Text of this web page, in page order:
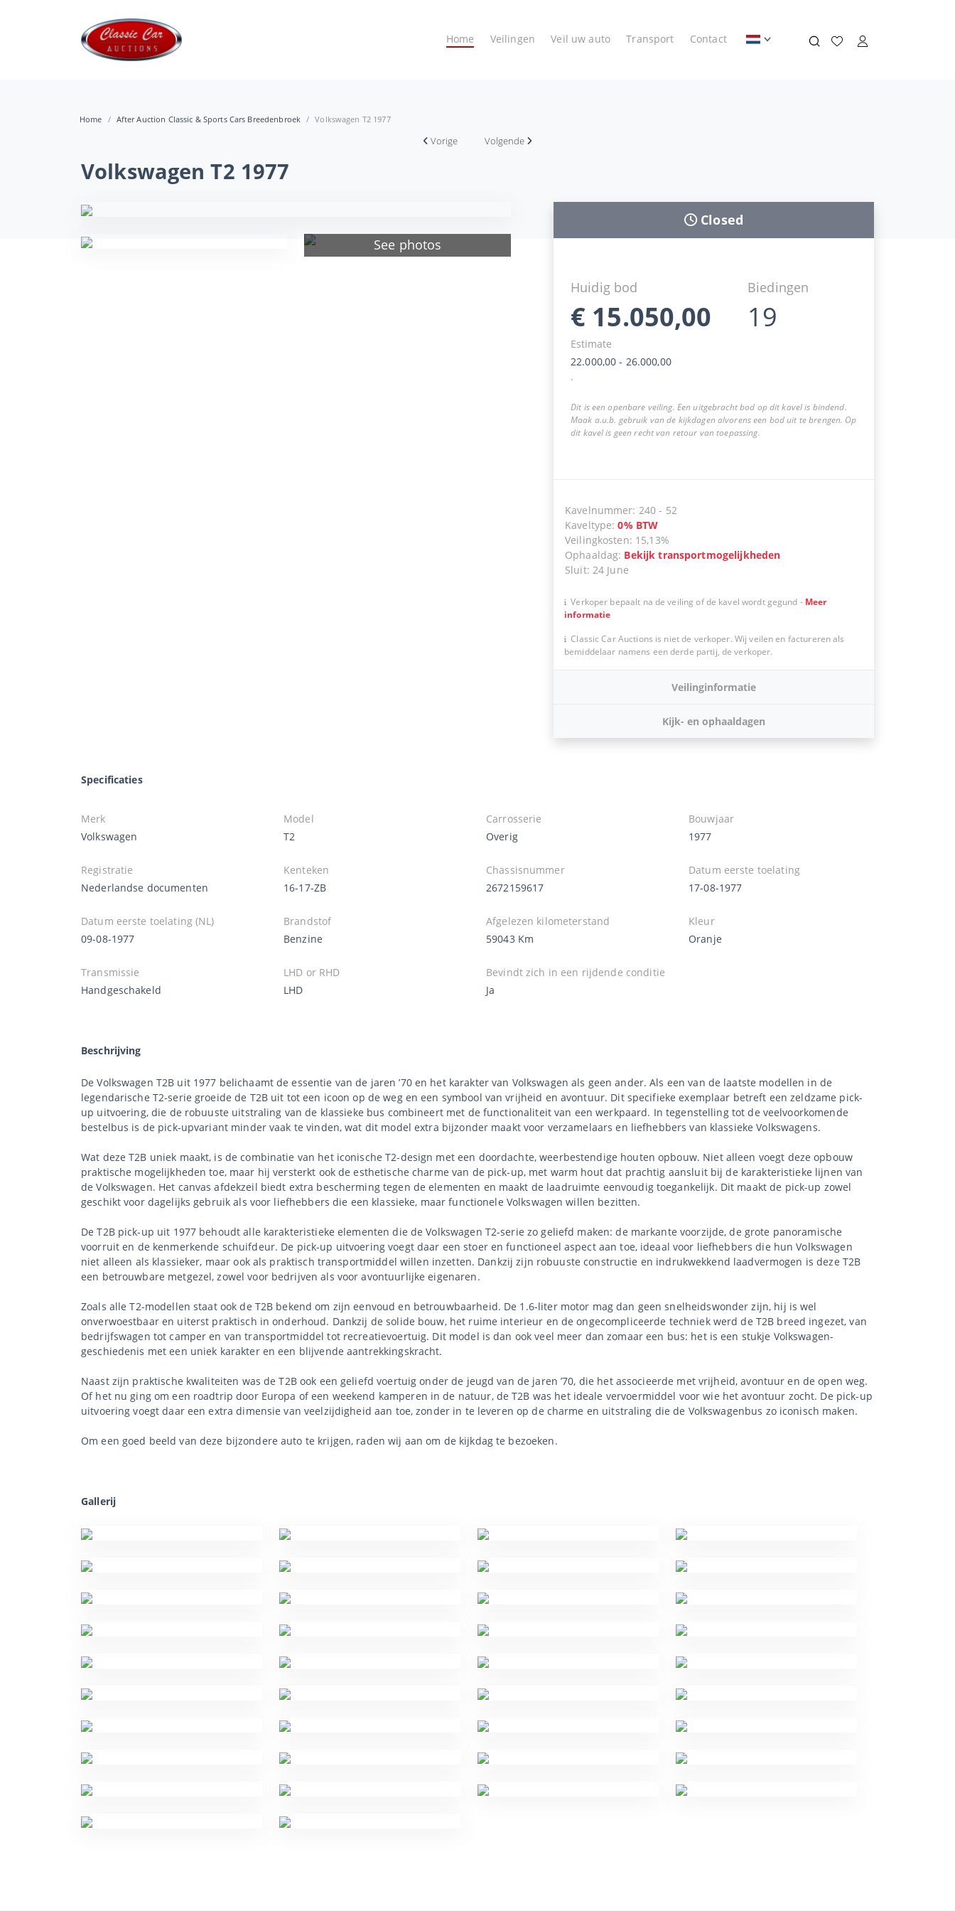
Home Veilingen Veil uw auto Transport Contact
Home After Auction Classic & Sports Cars Breedenbroek Volkswagen T2 1977
Vorige Volgende
Volkswagen T2 1977
See photos
Closed
Huidig bod
€ 15.050,00
Biedingen
19
Estimate
22.000,00 - 26.000,00
.
Dit is een openbare veiling. Een uitgebracht bod op dit kavel is bindend.
Maak a.u.b. gebruik van de kijkdagen alvorens een bod uit te brengen. Op
dit kavel is geen recht van retour van toepassing.
Kavelnummer: 240 - 52
Kaveltype:0% BTW
Veilingkosten: 15,13%
Ophaaldag: Bekijk transportmogelijkheden
Sluit: 24 June
Verkoper bepaalt na de veiling of de kavel wordt gegund - Meer
informatie
Classic Car Auctions is niet de verkoper. Wij veilen en factureren als
bemiddelaar namens een derde partij, de verkoper.
Veilinginformatie
Kijk- en ophaaldagen
Specificaties
Merk
Volkswagen
Model
T2
Carrosserie
Overig
Bouwjaar
1977
Registratie
Nederlandse documenten
Kenteken
16-17-ZB
Chassisnummer
2672159617
Datum eerste toelating
17-08-1977
Datum eerste toelating (NL)
09-08-1977
Brandstof
Benzine
Afgelezen kilometerstand
59043 Km
Kleur
Oranje
Transmissie
Handgeschakeld
LHD or RHD
LHD
Bevindt zich in een rijdende conditie
Ja
Beschrijving
De Volkswagen T2B uit 1977 belichaamt de essentie van de jaren ’70 en het karakter van Volkswagen als geen ander. Als een van de laatste modellen in de
legendarische T2-serie groeide de T2B uit tot een icoon op de weg en een symbool van vrijheid en avontuur. Dit specifieke exemplaar betreft een zeldzame pick-
up uitvoering, die de robuuste uitstraling van de klassieke bus combineert met de functionaliteit van een werkpaard. In tegenstelling tot de veelvoorkomende
bestelbus is de pick-upvariant minder vaak te vinden, wat dit model extra bijzonder maakt voor verzamelaars en liefhebbers van klassieke Volkswagens.
Wat deze T2B uniek maakt, is de combinatie van het iconische T2-design met een doordachte, weerbestendige houten opbouw. Niet alleen voegt deze opbouw
praktische mogelijkheden toe, maar hij versterkt ook de esthetische charme van de pick-up, met warm hout dat prachtig aansluit bij de karakteristieke lijnen van
de Volkswagen. Het canvas afdekzeil biedt extra bescherming tegen de elementen en maakt de laadruimte eenvoudig toegankelijk. Dit maakt de pick-up zowel
geschikt voor dagelijks gebruik als voor liefhebbers die een klassieke, maar functionele Volkswagen willen bezitten.
De T2B pick-up uit 1977 behoudt alle karakteristieke elementen die de Volkswagen T2-serie zo geliefd maken: de markante voorzijde, de grote panoramische
voorruit en de kenmerkende schuifdeur. De pick-up uitvoering voegt daar een stoer en functioneel aspect aan toe, ideaal voor liefhebbers die hun Volkswagen
niet alleen als klassieker, maar ook als praktisch transportmiddel willen inzetten. Dankzij zijn robuuste constructie en indrukwekkend laadvermogen is deze T2B
een betrouwbare metgezel, zowel voor bedrijven als voor avontuurlijke eigenaren.
Zoals alle T2-modellen staat ook de T2B bekend om zijn eenvoud en betrouwbaarheid. De 1.6-liter motor mag dan geen snelheidswonder zijn, hij is wel
onverwoestbaar en uiterst praktisch in onderhoud. Dankzij de solide bouw, het ruime interieur en de ongecompliceerde techniek werd de T2B breed ingezet, van
bedrijfswagen tot camper en van transportmiddel tot recreatievoertuig. Dit model is dan ook veel meer dan zomaar een bus: het is een stukje Volkswagen-
geschiedenis met een uniek karakter en een blijvende aantrekkingskracht.
Naast zijn praktische kwaliteiten was de T2B ook een geliefd voertuig onder de jeugd van de jaren ’70, die het associeerde met vrijheid, avontuur en de open weg.
Of het nu ging om een roadtrip door Europa of een weekend kamperen in de natuur, de T2B was het ideale vervoermiddel voor wie het avontuur zocht. De pick-up
uitvoering voegt daar een extra dimensie van veelzijdigheid aan toe, zonder in te leveren op de charme en uitstraling die de Volkswagenbus zo iconisch maken.
Om een goed beeld van deze bijzondere auto te krijgen, raden wij aan om de kijkdag te bezoeken.
Gallerij